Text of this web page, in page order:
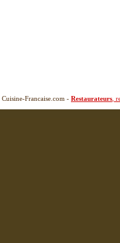
Cuisine-Francaise.com - Restaurateurs ,